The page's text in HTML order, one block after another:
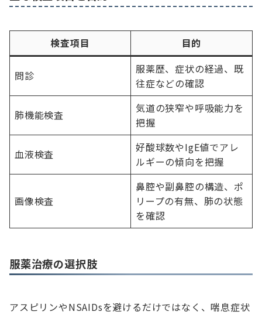
検査項目 目的
問診
服薬歴、症状の経過、既
往症などの確認
肺機能検査
気道の狭窄や呼吸能力を
把握
血液検査
好酸球数やIgE値でアレ
ルギーの傾向を把握
画像検査
鼻腔や副鼻腔の構造、ポ
リープの有無、肺の状態
を確認
服薬治療の選択肢
アスピリンやNSAIDsを避けるだけではなく、喘息症状